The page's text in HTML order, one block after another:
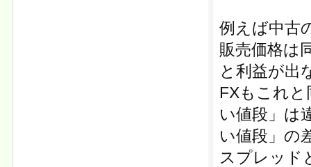
例えば中古
販売価格は
と利益が出
FXもこれ
い値段」は
い値段」の
スプレッド